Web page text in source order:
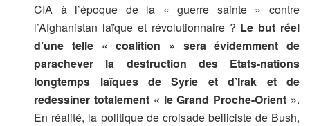
CIA à l’époque de la « guerre sainte » contre
l’Afghanistan laïque et révolutionnaire ? Le but réel
d’une telle « coalition » sera évidemment de
parachever la destruction des Etats-nations
longtemps laïques de Syrie et d’Irak et de
redessiner totalement « le Grand Proche-Orient ».
En réalité, la politique de croisade belliciste de Bush,